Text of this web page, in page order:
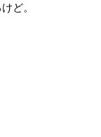
ど。